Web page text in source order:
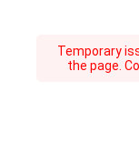
Temporary
the page.